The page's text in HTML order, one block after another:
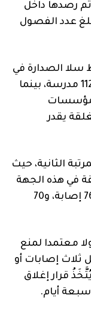
بفيروس كوفيد-19 التي تم رصدها داخل
التعليمية بالجهة 674، وبلغ عدد الفصول
سلا الصدارة في
عدد المدارس المغلقة؛ حيث قدرت ب 112 مدرسة، بينما
المغلقة يقدر
الثانية، حيث
في هذه الجهة
18 مؤسسة، وعدد الإصابات بكورونا 763 إصابة، و70
معتمدا لمنع
عند تسجيل ثلاث إصابات أو
قرار إغلاق
أيام.